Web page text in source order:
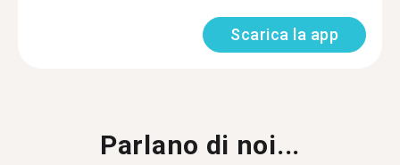
Scarica la app
Parlano di noi...